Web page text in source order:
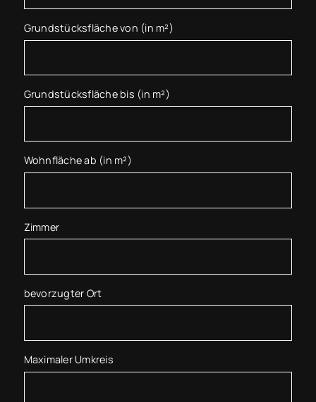
Grundstücksfläche von (in m²)
Grundstücksfläche bis (in m²)
Wohnfläche ab (in m²)
Zimmer
bevorzugter Ort
Maximaler Umkreis